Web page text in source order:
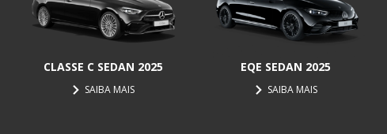
CLASSE C SEDAN 2025
SAIBA MAIS
EQE SEDAN 2025
SAIBA MAIS